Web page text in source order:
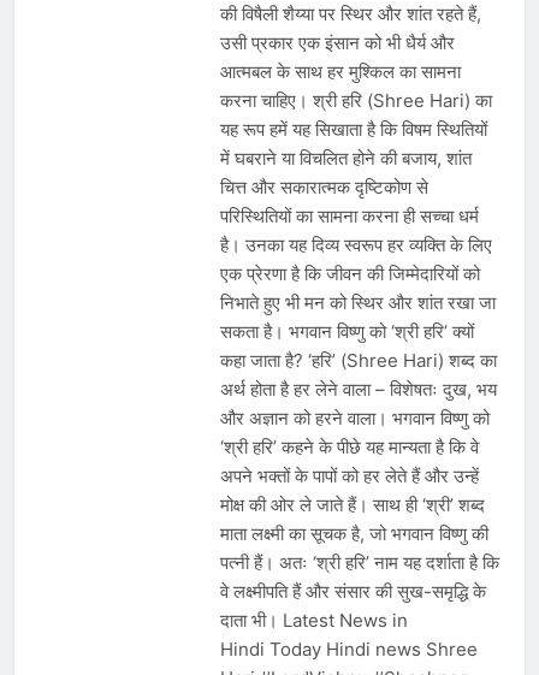
की विषैली शैय्या पर स्थिर और शांत रहते हैं,
उसी प्रकार एक इंसान को भी धैर्य और
आत्मबल के साथ हर मुश्किल का सामना
करना चाहिए। श्री हरि (Shree Hari) का
यह रूप हमें यह सिखाता है कि विषम स्थितियों
में घबराने या विचलित होने की बजाय, शांत
चित्त और सकारात्मक दृष्टिकोण से
परिस्थितियों का सामना करना ही सच्चा धर्म
है। उनका यह दिव्य स्वरूप हर व्यक्ति के लिए
एक प्रेरणा है कि जीवन की जिम्मेदारियों को
निभाते हुए भी मन को स्थिर और शांत रखा जा
सकता है। भगवान विष्णु को ‘श्री हरि’ क्यों
कहा जाता है? ‘हरि’ (Shree Hari) शब्द का
अर्थ होता है हर लेने वाला – विशेषतः दुख, भय
और अज्ञान को हरने वाला। भगवान विष्णु को
‘श्री हरि’ कहने के पीछे यह मान्यता है कि वे
अपने भक्तों के पापों को हर लेते हैं और उन्हें
मोक्ष की ओर ले जाते हैं। साथ ही ‘श्री’ शब्द
माता लक्ष्मी का सूचक है, जो भगवान विष्णु की
पत्नी हैं। अतः ‘श्री हरि’ नाम यह दर्शाता है कि
वे लक्ष्मीपति हैं और संसार की सुख-समृद्धि के
दाता भी। Latest News in
Hindi Today Hindi news Shree